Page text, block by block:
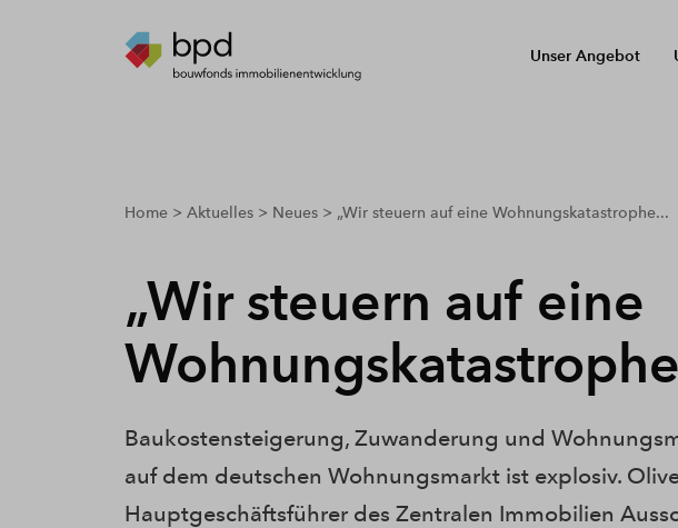
Unser Angebot
breadcrumbs.youarehere
Home Aktuelles Neues „Wir steuern auf eine Wohnungskatastrophe...
„Wir steuern auf eine
Baukostensteigerung, Zuwanderung und
auf dem deutschen Wohnungsmarkt ist explosiv.
Hauptgeschäftsführer des Zentralen Immobilien